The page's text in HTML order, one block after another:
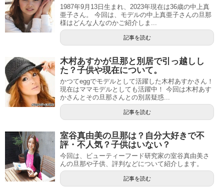
1987年9月13日生まれ、2023年現在は36歳の中上真
亜子さん。 今回は、モデルの中上真亜子さんの旦那
様はどんな人なのかご紹介しま...
記事を読む
木村あすかが旦那と別居で引っ越しし
た？子供や現在について。
かつてeggでモデルとして活躍した木村あすかさん！
現在はママモデルとしても活躍中！ 今回は木村あす
かさんとその旦那さんとの別居疑惑...
記事を読む
室谷真由美の旦那は？自分大好きで不
評・不人気？子供はいない？
今回は、ビューティーフード研究家の室谷真由美さ
んの旦那や子供、評判などについて紹介します。
記事を読む